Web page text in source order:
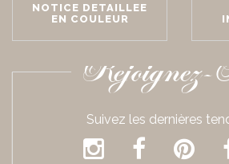
NOTICE DETAILLEE
EN COULEUR
Rejoignez-
Suivez les dernières